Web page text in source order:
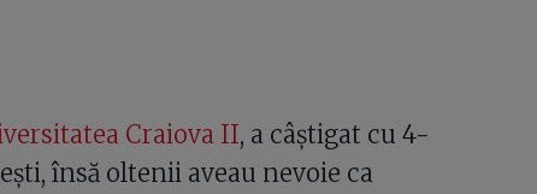
Craiova II, a câștigat cu 4-
însă oltenii aveau nevoie ca